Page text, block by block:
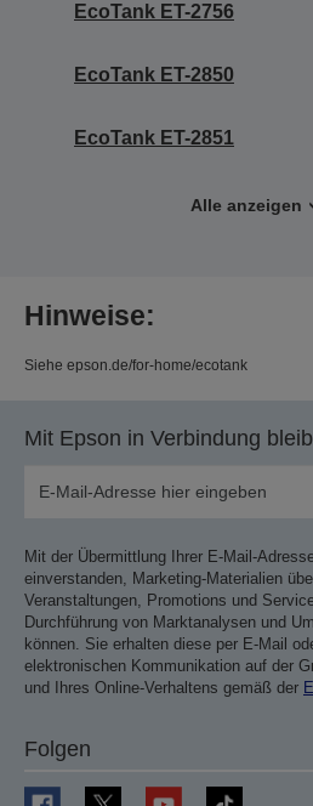
EcoTank ET-2756
EcoTank ET-2850
EcoTank ET-2851
Alle anzeigen
Hinweise:
Siehe epson.de/for-home/ecotank
Mit Epson in Verbindung
Mit der Übermittlung Ihrer E-Mail-
einverstanden, Marketing-Materialien
Veranstaltungen, Promotions und
Durchführung von Marktanalysen und
können. Sie erhalten diese per E-Mail
elektronischen Kommunikation auf der
und Ihres Online-Verhaltens gemäß der
Folgen